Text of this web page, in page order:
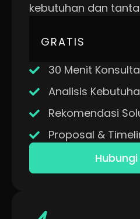
kebutuhan dan
GRATIS
30 Menit
Analisis
Rekomendasi
Proposal &